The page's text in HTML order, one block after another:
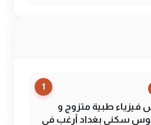
1
فيزياء طبية متزوج و
سكني بغداد أرغب في